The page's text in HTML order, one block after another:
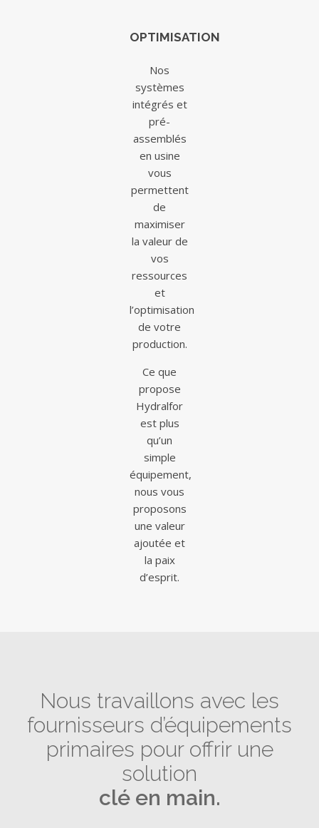
OPTIMISATION
Nos
systèmes
intégrés et
pré-
assemblés
en usine
vous
permettent
de
maximiser
la valeur de
vos
ressources
et
l’optimisation
de votre
production.
Ce que
propose
Hydralfor
est plus
qu’un
simple
équipement,
nous vous
proposons
une valeur
ajoutée et
la paix
d’esprit.
Nous travaillons avec les
fournisseurs d’équipements
primaires pour offrir une
solution
clé en main.